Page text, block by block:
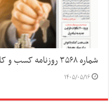
شماره ۳۵۶۸ روزنامه کسب و کار
۱۴۰۵/۰۵/۱۶